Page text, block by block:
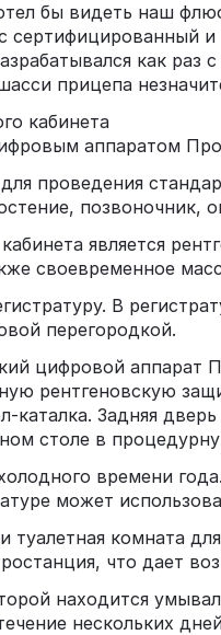
бы видеть наш
сертифицированный
как
прицепа
кабинета
аппаратом
проведения
позвоночник,
является
своевременное
В
перегородкой.
цифровой
рентгеновскую
каталка. Задняя
столе в
времени
может
комната
что дает
находится
нескольких